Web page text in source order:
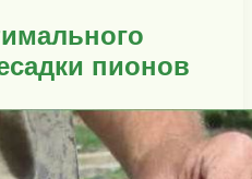
пионов